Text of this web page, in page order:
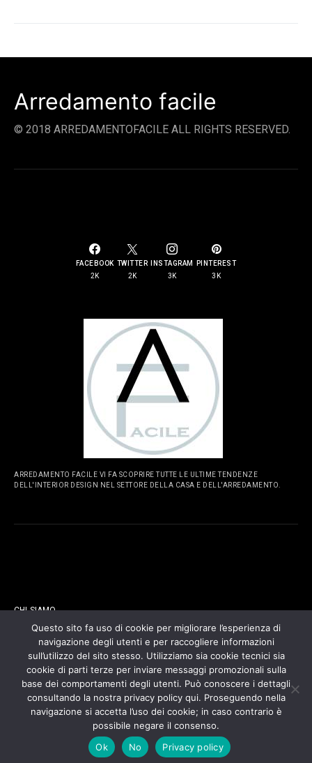
Arredamento facile
© 2018 ARREDAMENTOFACILE ALL RIGHTS RESERVED.
FACEBOOK
2K
TWITTER
2K
INSTAGRAM
3K
PINTEREST
3K
ARREDAMENTO FACILE VI FA SCOPRIRE TUTTE LE ULTIME TENDENZE
DELL'INTERIOR DESIGN NEL SETTORE DELLA CASA E DELL'ARREDAMENTO.
CHI SIAMO
CONTATTI
COOKIES POLICY
PRIVACY POLICY
Questo sito fa uso di cookie per migliorare l’esperienza di
navigazione degli utenti e per raccogliere informazioni
sull’utilizzo del sito stesso. Utilizziamo sia cookie tecnici sia
cookie di parti terze per inviare messaggi promozionali sulla
base dei comportamenti degli utenti. Può conoscere i dettagli
consultando la nostra privacy policy qui. Proseguendo nella
navigazione si accetta l’uso dei cookie; in caso contrario è
possibile negare il consenso.
Ok
No Privacy policy